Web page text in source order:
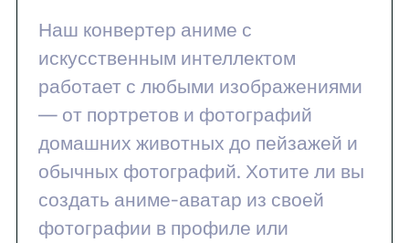
Наш конвертер аниме с
искусственным интеллектом
работает с любыми изображениями
— от портретов и фотографий
домашних животных до пейзажей и
обычных фотографий. Хотите ли вы
создать аниме-аватар из своей
фотографии в профиле или